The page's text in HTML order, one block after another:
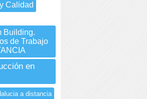
Calidad
Building.
de Trabajo
en
a distancia